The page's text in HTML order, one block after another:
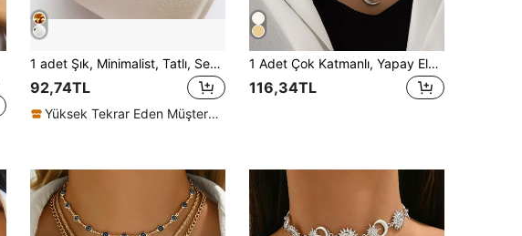
1 adet Şık, Minimalist, Tatlı, Sevimli Gül Çiçeği Desenli Paslanmaz Çelik Kolye, Günlük Kullanıma Uygun
92,74TL
Yüksek Tekrar Eden Müşteriler
1 Adet Çok Katmanlı, Yapay Elmaslı Yıldız ve Ay Kolye (Rastgele Miktarda Zincir Parçası)
116,34TL